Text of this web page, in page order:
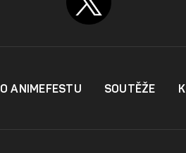
O ANIMEFESTU SOUTĚŽE